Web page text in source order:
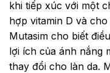
khi tiếp xúc với một
hợp vitamin D và cho
Mutasim cho biết
lợi ích của ánh nắng
thay đổi cho làn da.